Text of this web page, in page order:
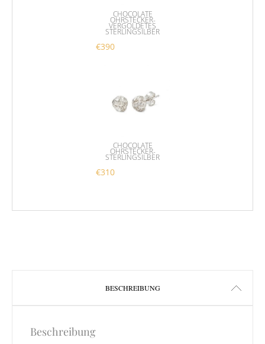
CHOCOLATE
OHRSTECKER-
VERGOLDETES
STERLINGSILBER
€390
CHOCOLATE
OHRSTECKER-
STERLINGSILBER
€310
BESCHREIBUNG
Beschreibung